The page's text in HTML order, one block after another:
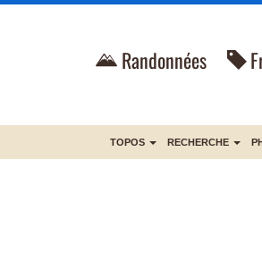
Randonnées
TOPOS RECHERCHE